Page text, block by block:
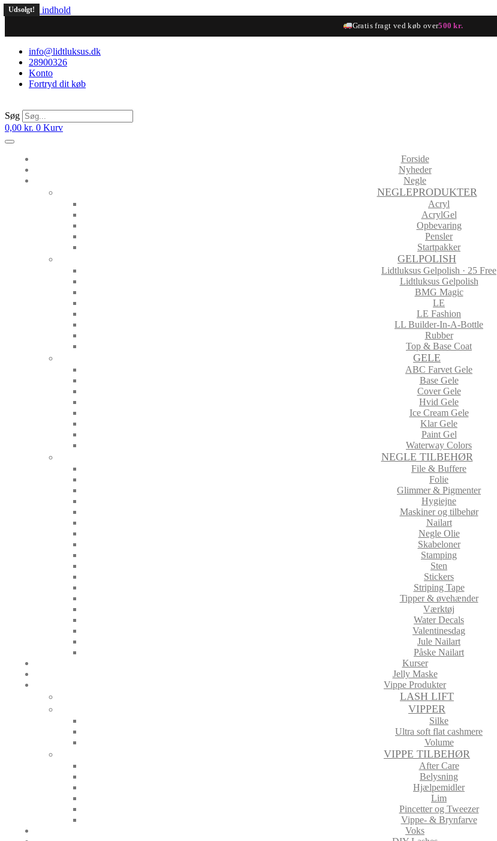
Videre til indhold
Gratis fragt ved køb over500 kr.
info@lidtluksus.dk
28900326
Konto
Fortryd dit køb
Søg
0,00 kr. 0 Kurv
Forside
Nyheder
Negle
NEGLEPRODUKTER
Acryl
AcrylGel
Opbevaring
Pensler
Startpakker
GELPOLISH
Lidtluksus Gelpolish · 25 Free
Lidtluksus Gelpolish
BMG Magic
LE
LE Fashion
LL Builder-In-A-Bottle
Rubber
Top & Base Coat
GELE
ABC Farvet Gele
Base Gele
Cover Gele
Hvid Gele
Ice Cream Gele
Klar Gele
Paint Gel
Waterway Colors
NEGLE TILBEHØR
File & Buffere
Folie
Glimmer & Pigmenter
Hygiejne
Maskiner og tilbehør
Nailart
Negle Olie
Skabeloner
Stamping
Sten
Stickers
Striping Tape
Tipper & øvehænder
Værktøj
Water Decals
Valentinesdag
Jule Nailart
Påske Nailart
Kurser
Jelly Maske
Vippe Produkter
LASH LIFT
VIPPER
Silke
Ultra soft flat cashmere
Volume
VIPPE TILBEHØR
After Care
Belysning
Hjælpemidler
Lim
Pincetter og Tweezer
Vippe- & Brynfarve
Voks
Udsolgt!